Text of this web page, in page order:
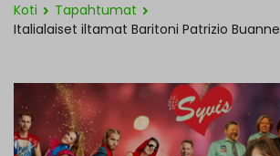
Koti
Tapahtumat
Italialaiset iltamat Baritoni Patrizio Buanne